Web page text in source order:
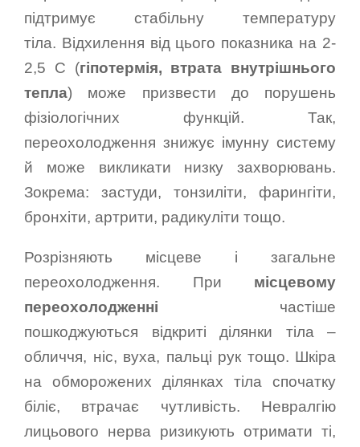
підтримує стабільну температуру
тіла. Відхилення від цього показника на 2-
2,5 С (гіпотермія, втрата внутрішнього
тепла) може призвести до порушень
фізіологічних функцій. Так,
переохолодження знижує імунну систему
й може викликати низку захворювань.
Зокрема: застуди, тонзиліти, фарингіти,
бронхіти, артрити, радикуліти тощо.
Розрізняють місцеве і загальне
переохолодження. При місцевому
переохолодженні частіше
пошкоджуються відкриті ділянки тіла –
обличчя, ніс, вуха, пальці рук тощо. Шкіра
на обморожених ділянках тіла спочатку
біліє, втрачає чутливість. Невралгію
лицьового нерва ризикують отримати ті,